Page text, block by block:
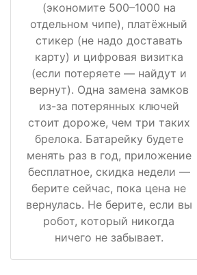
(экономите 500–1000 на
отдельном чипе), платёжный
стикер (не надо доставать
карту) и цифровая визитка
(если потеряете — найдут и
вернут). Одна замена замков
из-за потерянных ключей
стоит дороже, чем три таких
брелока. Батарейку будете
менять раз в год, приложение
бесплатное, скидка недели —
берите сейчас, пока цена не
вернулась. Не берите, если вы
робот, который никогда
ничего не забывает.